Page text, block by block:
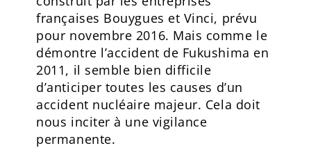
françaises Bouygues et Vinci, prévu
pour novembre 2016. Mais comme le
démontre l’accident de Fukushima en
2011, il semble bien difficile
d’anticiper toutes les causes d’un
accident nucléaire majeur. Cela doit
nous inciter à une vigilance
permanente.